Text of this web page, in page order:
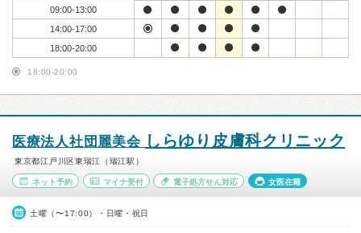
09:00-13:00
14:00-17:00
18:00-20:00
18:00-20:00
医療法人社団麗美会 しらゆり皮膚科クリニック
東京都江戸川区東瑞江（瑞江駅）
ネット予約 マイナ受付 電子処方せん対応 女医在籍
土曜（〜17:00）・日曜・祝日